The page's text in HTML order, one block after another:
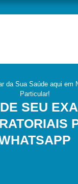
da Sua Saúde aqui em
Particular!
SEU